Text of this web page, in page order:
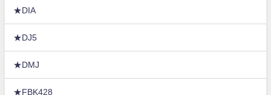
★DIA
★DJ5
★DMJ
★FBK428